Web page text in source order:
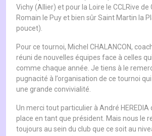
Vichy (Allier) et pour la Loire le CCLRive de
Romain le Puy et bien sûr Saint Martin la
poucet).
Pour ce tournoi, Michel CHALANCON,
réuni de nouvelles équipes face à celles
comme chaque année. Je tiens à le
pugnacité à l’organisation de ce tournoi
une grande convivialité.
Un merci tout particulier à André HEREDIA
place en tant que président. Mais nous le
toujours au sein du club que ce soit au